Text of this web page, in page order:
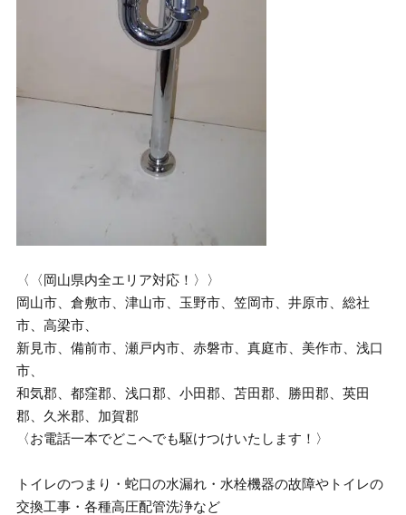
〈〈岡山県内全エリア対応！〉〉
岡山市、倉敷市、津山市、玉野市、笠岡市、井原市、総社
市、高梁市、
新見市、備前市、瀬戸内市、赤磐市、真庭市、美作市、浅口
市、
和気郡、都窪郡、浅口郡、小田郡、苫田郡、勝田郡、英田
郡、久米郡、加賀郡
〈お電話一本でどこへでも駆けつけいたします！〉
トイレのつまり・蛇口の水漏れ・水栓機器の故障やトイレの
交換工事・各種高圧配管洗浄など